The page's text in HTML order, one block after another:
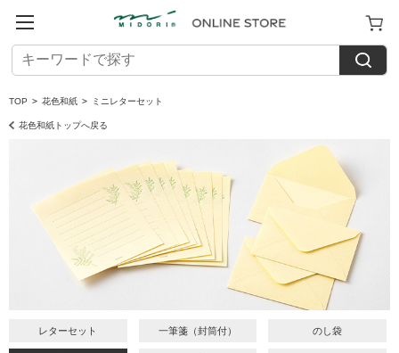
TOP > 花色和紙 > ミニレターセット
花色和紙トップへ戻る
レターセット 一筆箋（封筒付） のし袋